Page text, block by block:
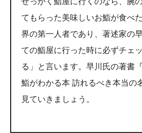
てもらった美味しいお鮨が食べ
界の第一人者であり、著述家の
ての鮨屋に行った時に必ずチェ
る」と言います。早川氏の著書
鮨がわかる本 訪れるべき本当の
見ていきましょう。